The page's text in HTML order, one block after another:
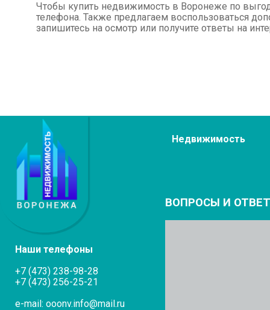
Чтобы купить недвижимость в Воронеже по
телефона. Также предлагаем воспользоваться
запишитесь на осмотр или получите ответы на
Недвижимость
Наши телефоны
+7 (473) 238-98-28
+7 (473) 256-25-21
e-mail: ooonv.info@mail.ru
ВОПРОСЫ И